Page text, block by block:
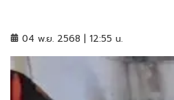
04 พ.ย. 2568 | 12:55 น.